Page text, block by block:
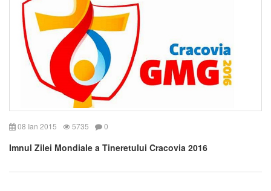
08 Ian 2015 5735 0
Imnul Zilei Mondiale a Tineretului Cracovia 2016